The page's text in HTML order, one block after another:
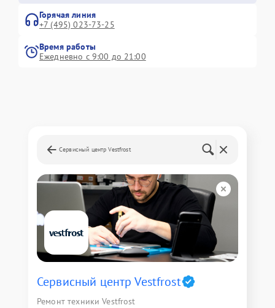
Горячая линия
+7 (495) 023-73-25
Время работы
Ежедневно с 9:00 до 21:00
Сервисный центр Vestfrost
Сервисный центр Vestfrost
Ремонт техники Vestfrost